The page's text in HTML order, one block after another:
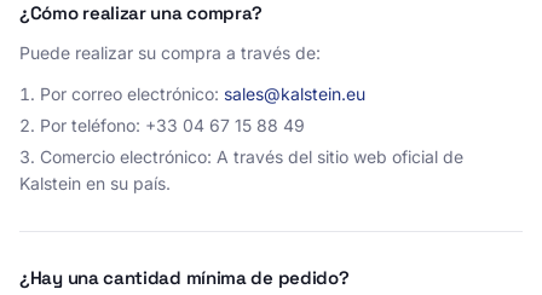
¿Cómo realizar una compra?
Puede realizar su compra a través de:
Por correo electrónico: sales@kalstein.eu
Por teléfono: +33 04 67 15 88 49
Comercio electrónico: A través del sitio web oficial de
Kalstein en su país.
¿Hay una cantidad mínima de pedido?